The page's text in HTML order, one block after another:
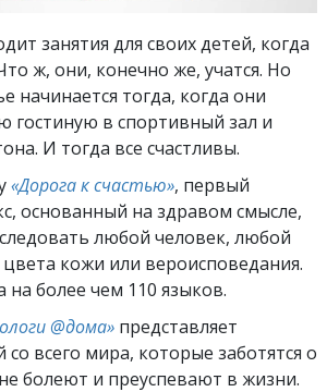
занятия для своих детей, когда
ж, они, конечно же, учатся. Но
начинается тогда, когда они
гостиную в спортивный зал и
И тогда все счастливы.
«Дорога к счастью», первый
основанный на здравом смысле,
любой человек, любой
кожи или вероисповедания.
на более чем 110 языков.
@дома» представляет
всего мира, которые заботятся о
болеют и преуспевают в жизни.